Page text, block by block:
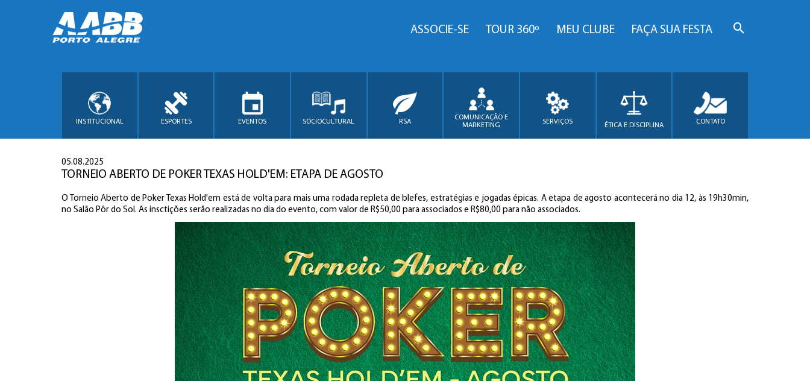
ASSOCIE-SE TOUR 360º MEU CLUBE FAÇA SUA FESTA
INSTITUCIONAL ESPORTES EVENTOS SOCIOCULTURAL RSA
COMUNICAÇÃO E
MARKETING
SERVIÇOS ÉTICA E DISCIPLINA CONTATO
05.08.2025
TORNEIO ABERTO DE POKER TEXAS HOLD'EM: ETAPA DE AGOSTO
O Torneio Aberto de Poker Texas Hold'em está de volta para mais uma rodada repleta de blefes, estratégias e jogadas épicas. A etapa de agosto acontecerá no dia 12, às 19h30min,
no Salão Pôr do Sol. As insctições serão realizadas no dia do evento, com valor de R$50,00 para associados e R$80,00 para não associados.